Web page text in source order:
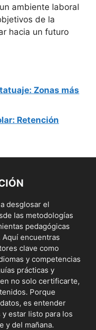
ambiente laboral
de la
hacia un futuro
Zonas más
Retención
desglosar el
las metodologías
pedagógicas
encuentras
clave como
y competencias
prácticas y
no solo certificarte,
Porque
es entender
estar listo para los
y del mañana.